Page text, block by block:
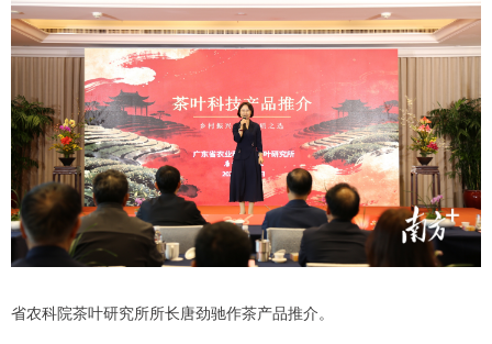
省农科院茶叶研究所所长唐劲驰作茶产品推介。